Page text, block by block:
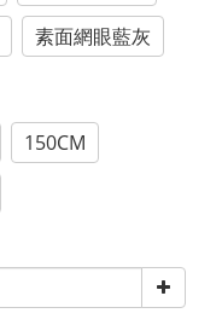
素面網眼藍灰
150CM